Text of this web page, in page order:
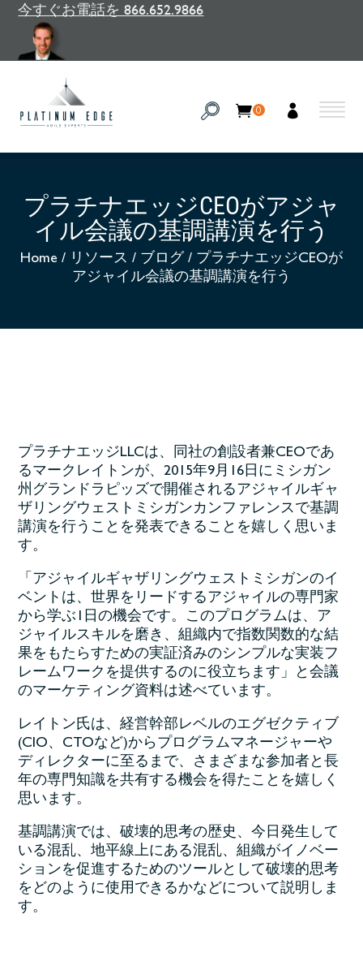
今すぐお電話を 866.652.9866
0
プラチナエッジCEOがアジャ
イル会議の基調講演を行う
Home / リソース / ブログ / プラチナエッジCEOが
アジャイル会議の基調講演を行う
プラチナエッジLLCは、同社の創設者兼CEOであ
るマークレイトンが、2015年9月16日にミシガン
州グランドラピッズで開催されるアジャイルギャ
ザリングウェストミシガンカンファレンスで基調
講演を行うことを発表できることを嬉しく思いま
す。
「アジャイルギャザリングウェストミシガンのイ
ベントは、世界をリードするアジャイルの専門家
から学ぶ1日の機会です。このプログラムは、ア
ジャイルスキルを磨き、組織内で指数関数的な結
果をもたらすための実証済みのシンプルな実装フ
レームワークを提供するのに役立ちます」と会議
のマーケティング資料は述べています。
レイトン氏は、経営幹部レベルのエグゼクティブ
(CIO、CTOなど)からプログラムマネージャーや
ディレクターに至るまで、さまざまな参加者と長
年の専門知識を共有する機会を得たことを嬉しく
思います。
基調講演では、破壊的思考の歴史、今日発生して
いる混乱、地平線上にある混乱、組織がイノベー
ションを促進するためのツールとして破壊的思考
をどのように使用できるかなどについて説明しま
す。